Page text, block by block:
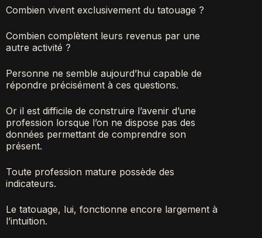
Combien vivent exclusivement du tatouage ?
Combien complètent leurs revenus par une
autre activité ?
Personne ne semble aujourd’hui capable de
répondre précisément à ces questions.
Or il est difficile de construire l’avenir d’une
profession lorsque l’on ne dispose pas des
données permettant de comprendre son
présent.
Toute profession mature possède des
indicateurs.
Le tatouage, lui, fonctionne encore largement à
l’intuition.